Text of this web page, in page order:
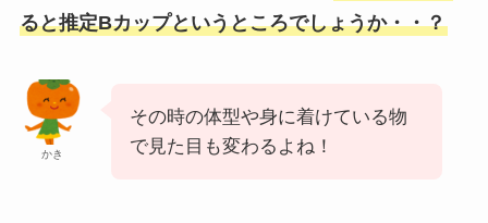
ると推定Bカップというところでしょうか・・？
かき
その時の体型や身に着けている物
で見た目も変わるよね！